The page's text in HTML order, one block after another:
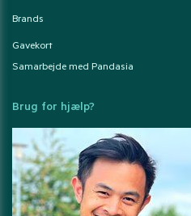
Brands
Gavekort
Samarbejde med Pandasia
Brug for hjælp?